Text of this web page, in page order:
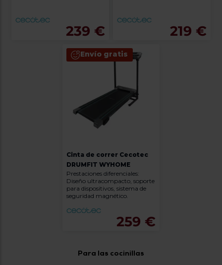
239 € 219 €
Envío gratis
Cinta de correr Cecotec
DRUMFIT WYHOME
Prestaciones diferenciales:
Diseño ultracompacto, soporte
para dispositivos, sistema de
seguridad magnético.
259 €
Para las cocinillas